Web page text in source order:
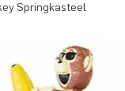
Springkasteel